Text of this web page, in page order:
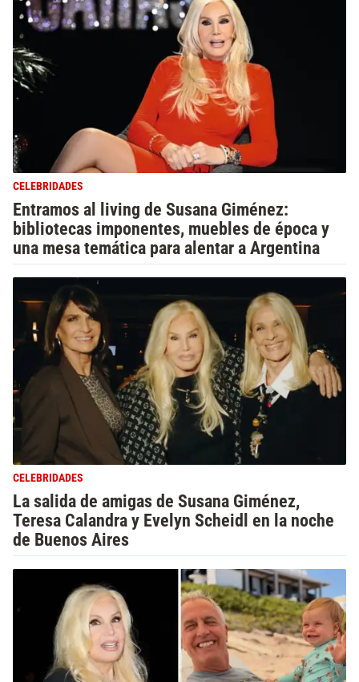
CELEBRIDADES
Entramos al living de Susana Giménez:
bibliotecas imponentes, muebles de época y
una mesa temática para alentar a Argentina
CELEBRIDADES
La salida de amigas de Susana Giménez,
Teresa Calandra y Evelyn Scheidl en la noche
de Buenos Aires